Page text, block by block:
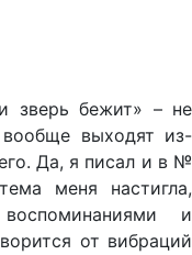
зверь бежит» – не
выходят из-
Да, я писал и в №
меня настигла,
и
от вибраций